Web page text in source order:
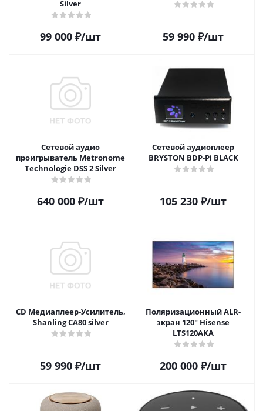
Silver
99 000 ₽/шт 59 990 ₽/шт
Сетевой аудио
проигрыватель Metronome
Technologie DSS 2 Silver
640 000 ₽/шт
Сетевой аудиоплеер
BRYSTON BDP-Pi BLACK
105 230 ₽/шт
CD Медиаплеер-Усилитель,
Shanling CA80 silver
59 990 ₽/шт
Поляризационный ALR-
экран 120" Hisense
LTS120AKA
200 000 ₽/шт